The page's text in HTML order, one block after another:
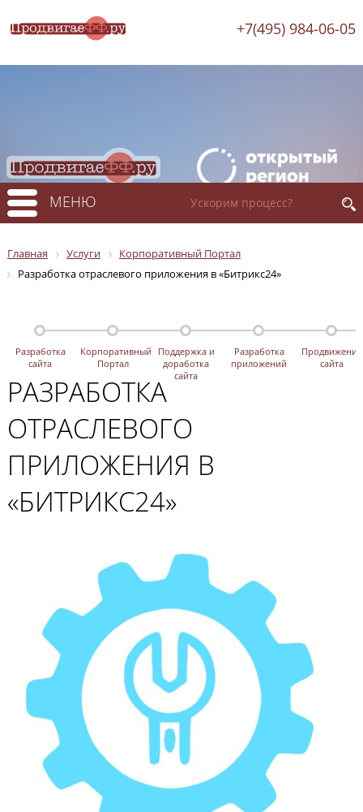
+7(495) 984-06-05
МЕНЮ
Главная Услуги
Корпоративный Портал
Разработка отраслевого приложения в «Битрикс24»
Разработка
сайта
Корпоративный
Портал
Поддержка и
доработка
сайта
Разработка
приложений
Продвижение
сайта
РАЗРАБОТКА
ОТРАСЛЕВОГО
ПРИЛОЖЕНИЯ В
«БИТРИКС24»